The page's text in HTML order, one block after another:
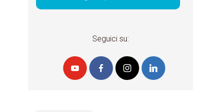
Seguici su: